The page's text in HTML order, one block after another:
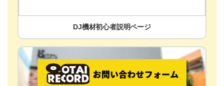
DJ機材初心者説明ページ